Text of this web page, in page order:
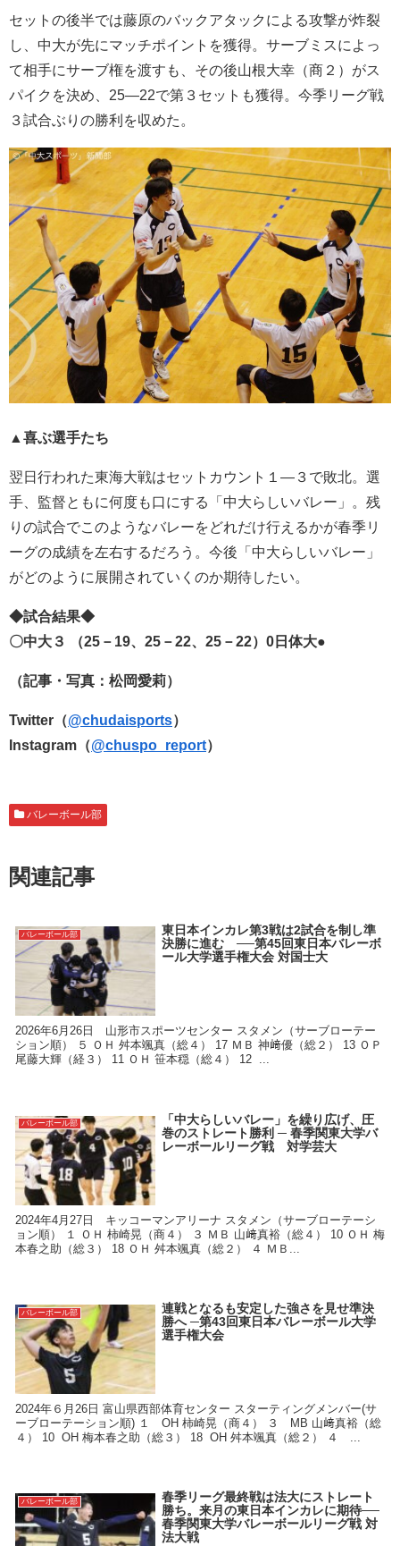
セットの後半では藤原のバックアタックによる攻撃が炸裂
し、中大が先にマッチポイントを獲得。サーブミスによっ
て相手にサーブ権を渡すも、その後山根大幸（商２）がス
パイクを決め、25―22で第３セットも獲得。今季リーグ戦
３試合ぶりの勝利を収めた。
▲喜ぶ選手たち
翌日行われた東海大戦はセットカウント１―３で敗北。選
手、監督ともに何度も口にする「中大らしいバレー」。残
りの試合でこのようなバレーをどれだけ行えるかが春季リ
ーグの成績を左右するだろう。今後「中大らしいバレー」
がどのように展開されていくのか期待したい。
◆試合結果◆
〇中大３ （25－19、25－22、25－22）0日体大●
（記事・写真：松岡愛莉）
Twitter（@chudaisports）
Instagram（@chuspo_report）
バレーボール部
関連記事
バレーボール部
東日本インカレ第3戦は2試合を制し準
決勝に進む ──第45回東日本バレーボ
ール大学選手権大会 対国士大
2026年6月26日 山形市スポーツセンター スタメン（サーブローテー
ション順） ５ ＯＨ 舛本颯真（総４） 17 ＭＢ 神﨑優（総２） 13 ＯＰ
尾藤大輝（経３） 11 ＯＨ 笹本穏（総４） 12 ...
バレーボール部
「中大らしいバレー」を繰り広げ、圧
巻のストレート勝利 ─ 春季関東大学バ
レーボールリーグ戦 対学芸大
2024年4月27日 キッコーマンアリーナ スタメン（サーブローテーシ
ョン順） １ ＯＨ 柿崎晃（商４） ３ ＭＢ 山﨑真裕（総４） 10 ＯＨ 梅
本春之助（総３） 18 ＯＨ 舛本颯真（総２） ４ ＭＢ...
バレーボール部
連戦となるも安定した強さを見せ準決
勝へ ─第43回東日本バレーボール大学
選手権大会
2024年６月26日 富山県西部体育センター スターティングメンバー(サ
ーブローテーション順) １ OH 柿崎晃（商４） ３ MB 山﨑真裕（総
４） 10 OH 梅本春之助（総３） 18 OH 舛本颯真（総２） ４ ...
バレーボール部
春季リーグ最終戦は法大にストレート
勝ち。来月の東日本インカレに期待──
春季関東大学バレーボールリーグ戦 対
法大戦